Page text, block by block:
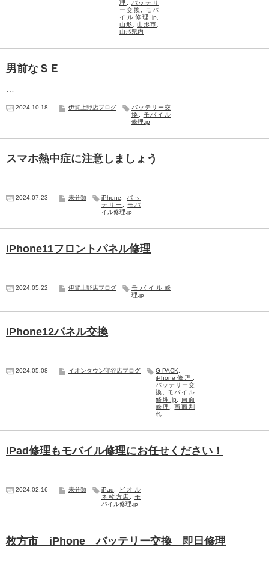
理
バッテリ
ー交換
,モバ
イル修理.jp
山形
山形市
山形県内
男前なＳＥ
2024.10.18 伊賀上野店ブログ
バッテリー交
換
モバイル
修理.jp
スマホ熱中症に注意しましょう
2024.07.23 未分類 iPhone
バッ
テリー
,モバ
イル修理.jp
iPhone11フロントパネル修理
2024.05.22 伊賀上野店ブログ
モバイル修
理.jp
iPhone12パネル交換
2024.05.08 イオンタウン守谷店ブログ G-PACK
iPhone修理
バッテリー交
換
モバイル
修理.jp
画面
修理
,画面割
れ
iPad修理もモバイル修理にお任せください！
2024.02.16 未分類 iPad
ビオル
ネ枚方店
,モ
バイル修理.jp
枚方市 iPhone バッテリー交換 即日修理